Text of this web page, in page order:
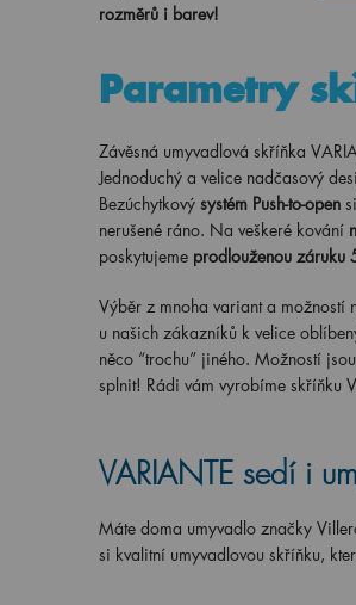
rozměrů i barev!
Parametry
Závěsná umyvadlová skříňka
Jednoduchý a velice nadčasový
Bezúchytkový systém Push-to-open
nerušené ráno. Na veškeré kování
poskytujeme prodlouženou záruku
Výběr z mnoha variant a možností
u našich zákazníků k velice
něco “trochu” jiného. Možností
splnit! Rádi vám vyrobíme skříňku
VARIANTE sedí i
Máte doma umyvadlo značky
si kvalitní umyvadlovou skříňku,